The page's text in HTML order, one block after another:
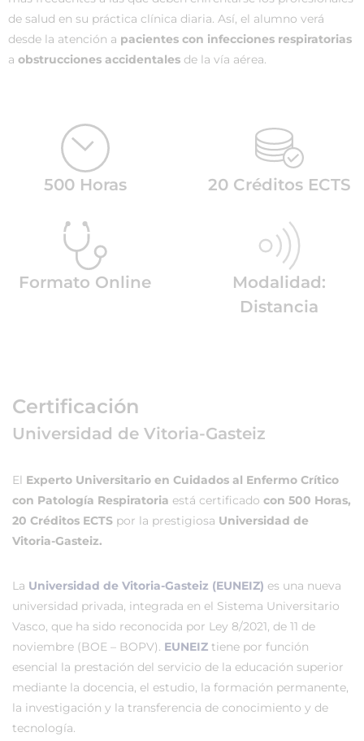
de salud en su práctica clínica diaria. Así, el alumno verá
desde la atención a pacientes con infecciones respiratorias
a obstrucciones accidentales de la vía aérea.
500 Horas 20 Créditos ECTS
Formato Online
Modalidad:
Distancia
Certificación
Universidad de Vitoria-Gasteiz
El Experto Universitario en Cuidados al Enfermo Crítico
con Patología Respiratoria está certificado con 500 Horas,
20 Créditos ECTS por la prestigiosa Universidad de
Vitoria-Gasteiz.
La Universidad de Vitoria-Gasteiz (EUNEIZ) es una nueva
universidad privada, integrada en el Sistema Universitario
Vasco, que ha sido reconocida por Ley 8/2021, de 11 de
noviembre (BOE – BOPV). EUNEIZ tiene por función
esencial la prestación del servicio de la educación superior
mediante la docencia, el estudio, la formación permanente,
la investigación y la transferencia de conocimiento y de
tecnología.